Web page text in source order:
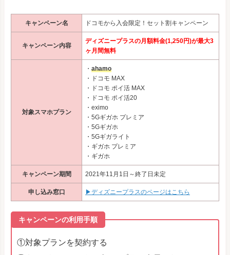
キャンペーン名 ドコモから入会限定！セット割キャンペーン
キャンペーン内容
ディズニープラスの月額料金(1,250円)が最大3
ヶ月間無料
対象スマホプラン
・ ahamo
・ドコモ MAX
・ドコモ ポイ活 MAX
・ドコモ ポイ活20
・eximo
・5Gギガホ プレミア
・5Gギガホ
・5Gギガライト
・ギガホ プレミア
・ギガホ
キャンペーン期間 2021年11月1日～終了日未定
申し込み窓口 ▶ディズニープラスのページはこちら
キャンペーンの利用手順
①対象プランを契約する